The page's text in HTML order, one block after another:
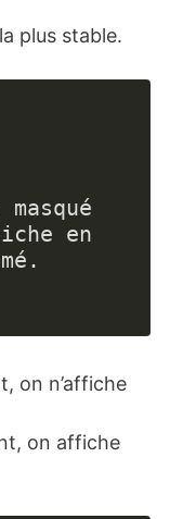
plus stable.
en
on n’affiche
on affiche